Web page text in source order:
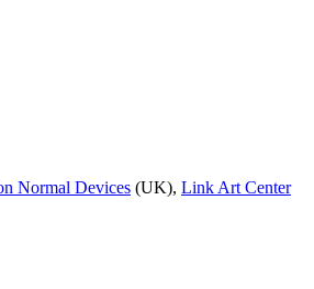
Normal Devices (UK), Link Art Center